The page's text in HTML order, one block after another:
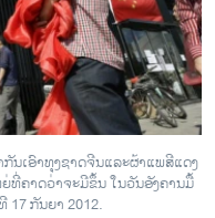
ນເອົາທຸງຊາດຈີນແລະຜ້າແພສີແດງ
ທີ່ຄາດວ່າຈະມີຂຶ້ນ ໃນວັນອັງຄານມື້
ກັນຍາ 2012.